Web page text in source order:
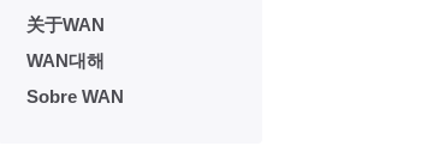
关于WAN
WAN대해
Sobre WAN